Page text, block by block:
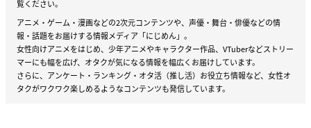
覧ください。
アニメ・ゲーム・漫画などの2次元コンテンツや、声優・舞台・俳優などの情
報・話題をお届けする情報メディア「にじめん」。
女性向けアニメをはじめ、少年アニメやキャラクター作品、VTuberなどストリー
マーにも幅を広げ、オタクが気になる情報を幅広くお届けしています。
さらに、アンケート・ランキング・オタ活（推し活）お役立ち情報など、女性オ
タクがワクワク楽しめるようなコンテンツも発信しています。